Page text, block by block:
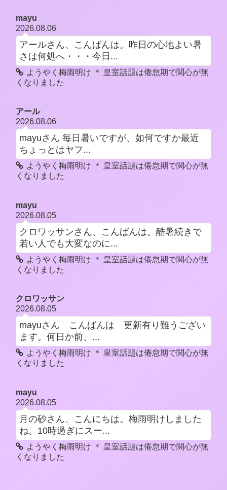
mayu
2026.08.06
アールさん、こんばんは。昨日の心地よい暑
さは何処へ・・・今日...
ようやく梅雨明け ＊ 皇室話題は倦怠期で関心が無
くなりました
アール
2026.08.06
mayuさん 毎日暑いですが、如何ですか最近
ちょっとはヤフ...
ようやく梅雨明け ＊ 皇室話題は倦怠期で関心が無
くなりました
mayu
2026.08.05
クロワッサンさん、こんばんは。酷暑続きで
若い人でも大変なのに...
ようやく梅雨明け ＊ 皇室話題は倦怠期で関心が無
くなりました
クロワッサン
2026.08.05
mayuさん こんばんは 更新有り難うござい
ます。何日か前、...
ようやく梅雨明け ＊ 皇室話題は倦怠期で関心が無
くなりました
mayu
2026.08.05
月の砂さん、こんにちは。梅雨明けしました
ね。10時過ぎにスー...
ようやく梅雨明け ＊ 皇室話題は倦怠期で関心が無
くなりました